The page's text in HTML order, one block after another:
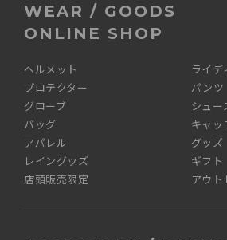
WEAR / GOODS
ONLINE SHOP
ヘルメット
ライデ
プロテクター
パンツ
グローブ
シュー
バッグ
キャッ
アパレル
グッズ
レイングッズ
ギフト
店頭販売限定
アウト